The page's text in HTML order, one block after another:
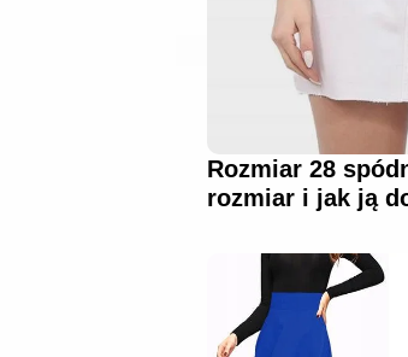
Rozmiar 28
rozmiar i jak ją